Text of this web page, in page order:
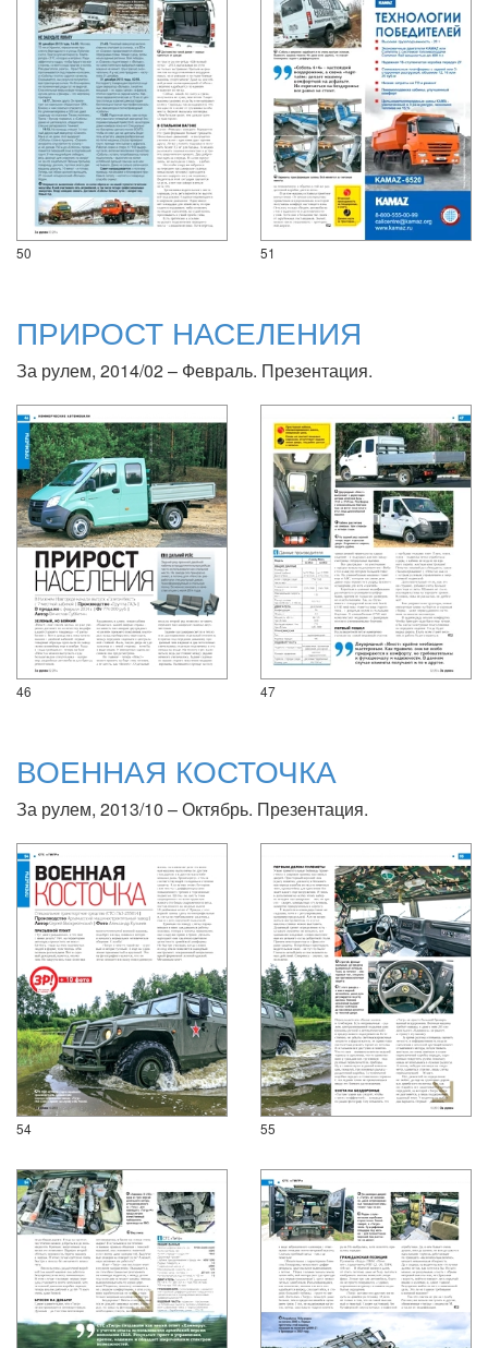
50 51
ПРИРОСТ НАСЕЛЕНИЯ
За рулем, 2014/02 – Февраль. Презентация.
46 47
ВОЕННАЯ КОСТОЧКА
За рулем, 2013/10 – Октябрь. Презентация.
54 55